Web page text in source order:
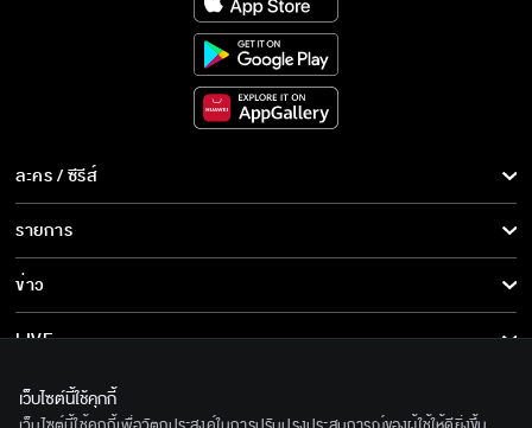
ละคร / ซีรีส์
ละคร/ซีรีส์
ซีรีส์นานาชาติ
การ์ตูน & เกม
รายการ
รายการทั้งหมด
ข่าว
ข่าวทั้งหมด
ข่าวประชาสัมพันธ์
LIVE
เกี่ยวกับเรา
เว็บไซต์นี้ใช้คุกกี้